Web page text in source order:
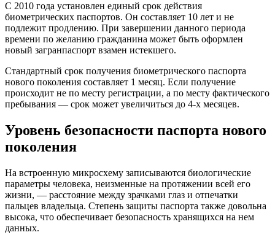
С 2010 года установлен единый срок действия
биометрических паспортов. Он составляет 10 лет и не
подлежит продлению. При завершении данного периода
времени по желанию гражданина может быть оформлен
новый загранпаспорт взамен истекшего.
Стандартный срок получения биометрического паспорта
нового поколения составляет 1 месяц. Если получение
происходит не по месту регистрации, а по месту фактического
пребывания — срок может увеличиться до 4-х месяцев.
Уровень безопасности паспорта нового
поколения
На встроенную микросхему записываются биологические
параметры человека, неизменные на протяжении всей его
жизни, — расстояние между зрачками глаз и отпечатки
пальцев владельца. Степень защиты паспорта также довольна
высока, что обеспечивает безопасность хранящихся на нем
данных.